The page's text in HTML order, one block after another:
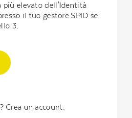
più elevato dell'Identità
il tuo gestore SPID se
3.
Crea un account.